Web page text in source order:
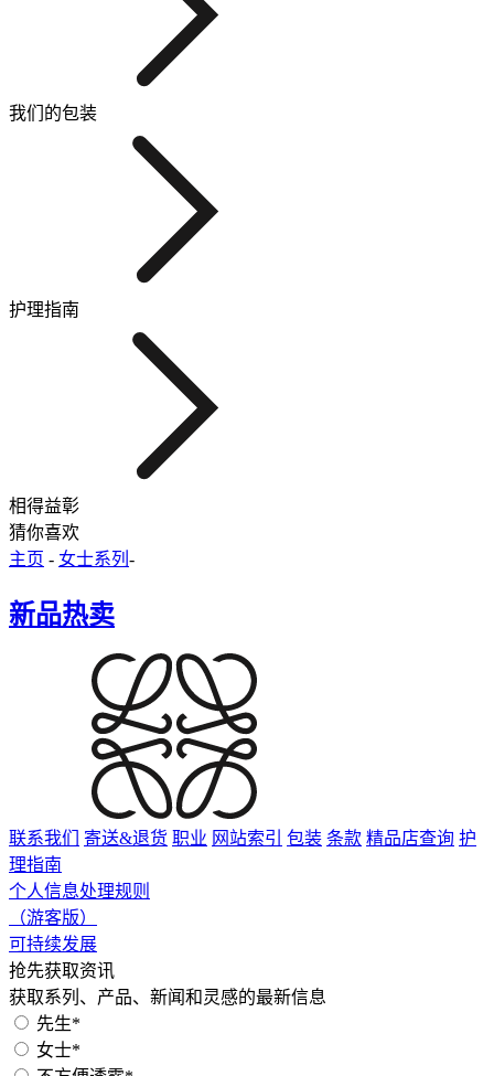
我们的包装
护理指南
相得益彰
猜你喜欢
主页 - 女士系列 -
新品热卖
联系我们 寄送&退货 职业 网站索引 包装 条款 精品店查询 护
理指南
个人信息处理规则
（游客版）
可持续发展
抢先获取资讯
获取系列、产品、新闻和灵感的最新信息
先生*
女士*